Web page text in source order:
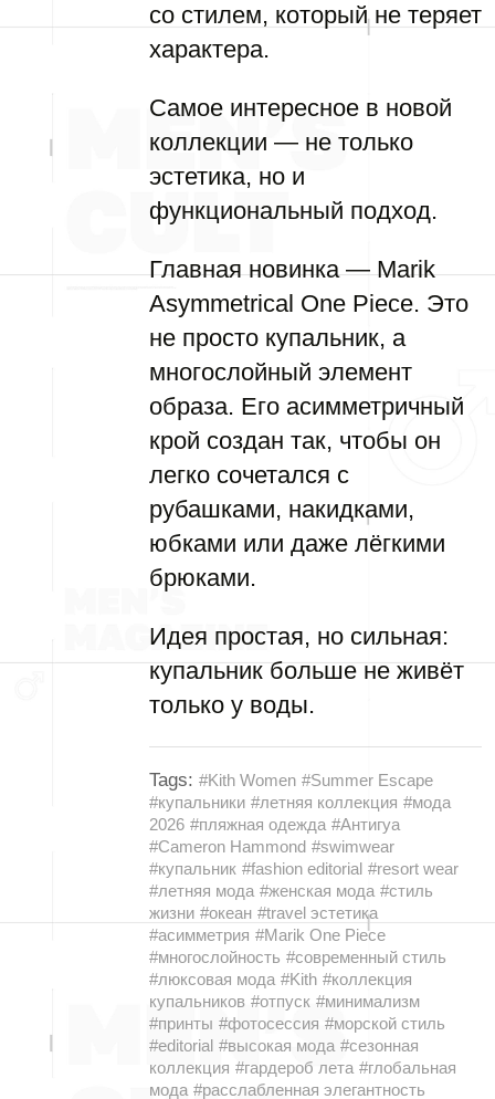
со стилем, который не теряет
характера.
Самое интересное в новой
коллекции — не только
эстетика, но и
функциональный подход.
Главная новинка — Marik
Asymmetrical One Piece. Это
не просто купальник, а
многослойный элемент
образа. Его асимметричный
крой создан так, чтобы он
легко сочетался с
рубашками, накидками,
юбками или даже лёгкими
брюками.
Идея простая, но сильная:
купальник больше не живёт
только у воды.
Tags: #Kith Women #Summer Escape
#купальники #летняя коллекция #мода
2026 #пляжная одежда #Антигуа
#Cameron Hammond #swimwear
#купальник #fashion editorial #resort wear
#летняя мода #женская мода #стиль
жизни #океан #travel эстетика
#асимметрия #Marik One Piece
#многослойность #современный стиль
#люксовая мода #Kith #коллекция
купальников #отпуск #минимализм
#принты #фотосессия #морской стиль
#editorial #высокая мода #сезонная
коллекция #гардероб лета #глобальная
мода #расслабленная элегантность